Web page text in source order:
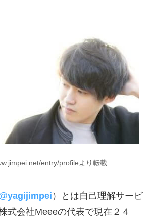
entry/profileより転載
yagijimpei ）とは自己理解サービ
式会社Meeeの代表で現在２４